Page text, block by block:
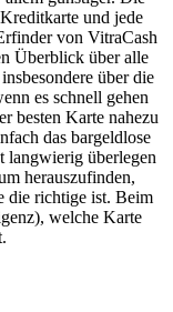
und jede
von VitraCash
Überblick über alle
über die
es schnell gehen
besten Karte nahezu
das bargeldlose
langwierig überlegen
herauszufinden,
die richtige ist. Beim
welche Karte